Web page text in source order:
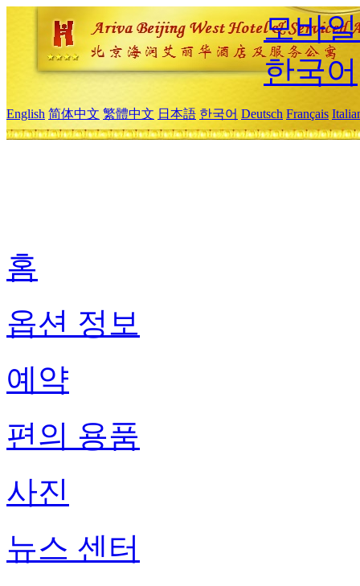
모바
한국어
English 简体中文 繁體中文 日本語 한국어 Deutsch Français
홈
옵션 정보
예약
편의 용품
사진
뉴스 센터